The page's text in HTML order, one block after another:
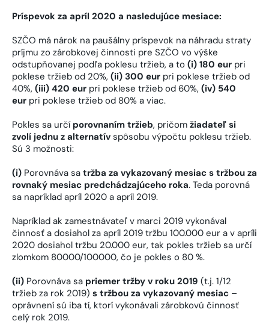
Príspevok za apríl 2020 a nasledujúce mesiace:
SZČO má nárok na paušálny príspevok na náhradu straty
príjmu zo zárobkovej činnosti pre SZČO vo výške
odstupňovanej podľa poklesu tržieb, a to (i) 180 eur pri
poklese tržieb od 20%, (ii) 300 eur pri poklese tržieb od
40%, (iii) 420 eur pri poklese tržieb od 60%, (iv) 540
eur pri poklese tržieb od 80% a viac.
Pokles sa určí porovnaním tržieb, pričom žiadateľ si
zvolí jednu z alternatív spôsobu výpočtu poklesu tržieb.
Sú 3 možnosti:
(i) Porovnáva sa tržba za vykazovaný mesiac s tržbou za
rovnaký mesiac predchádzajúceho roka. Teda porovná
sa napríklad apríl 2020 a apríl 2019.
Napríklad ak zamestnávateľ v marci 2019 vykonával
činnosť a dosiahol za apríl 2019 tržbu 100.000 eur a v apríli
2020 dosiahol tržbu 20.000 eur, tak pokles tržieb sa určí
zlomkom 80000/100000, čo je pokles o 80 %.
(ii) Porovnáva sa priemer tržby v roku 2019 (t.j. 1/12
tržieb za rok 2019) s tržbou za vykazovaný mesiac –
oprávnení sú iba tí, ktorí vykonávali zárobkovú činnosť
celý rok 2019.